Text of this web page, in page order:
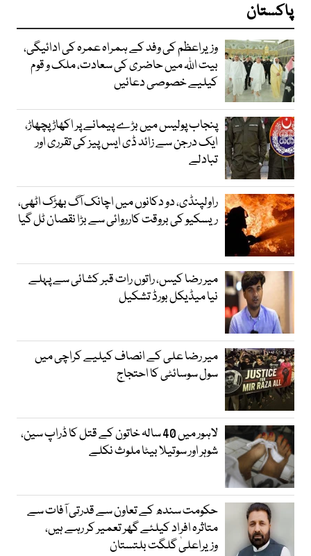
پاکستان
وزیراعظم کی وفد کے ہمراہ عمرہ کی ادائیگی،
بیت اللہ میں حاضری کی سعادت، ملک و قوم
کیلیے خصوصی دعائیں
پنجاب پولیس میں بڑے پیمانے پر اکھاڑ پچھاڑ،
ایک درجن سے زائد ڈی ایس پیز کی تقرری اور
تبادلے
راولپنڈی، دو دکانوں میں اچانک آگ بھڑک اٹھی،
ریسکیو کی بروقت کارروائی سے بڑا نقصان ٹل گیا
میر رضا کیس، راتوں رات قبر کشائی سے پہلے
نیا میڈیکل بورڈ تشکیل
میر رضا علی کے انصاف کیلیے کراچی میں
سول سوسائٹی کا احتجاج
لاہور میں 40 سالہ خاتون کے قتل کا ڈراپ سین،
شوہر اور سوتیلا بیٹا ملوث نکلے
حکومت سندھ کے تعاون سے قدرتی آفات سے
متاثرہ افراد کیلئے گھر تعمیر کر رہے ہیں،
وزیراعلیٰ گلگت بلتستان